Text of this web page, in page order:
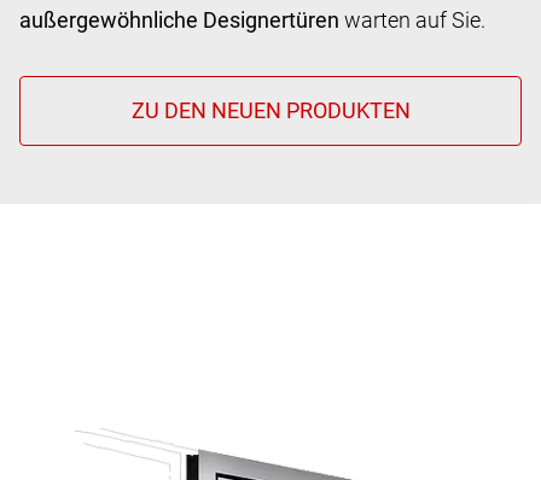
außergewöhnliche Designertüren warten auf Sie.